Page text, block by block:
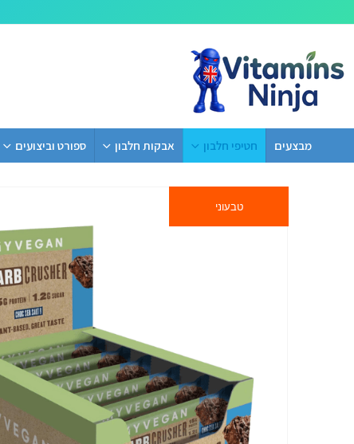
מבצעים חטיפי חלבון אבקות חלבון ספורט וביצועים
טבעוני